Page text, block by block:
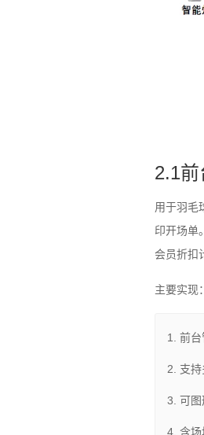
2.1
用于羽毛
印开场单
会员折扣
主要实现
前台
支
可图
含场